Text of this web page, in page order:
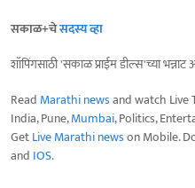
सकाळ+चेसदस्य व्हा
शॉपिंगसाठी 'सकाळ प्राईम डील्स'च्या
Read Marathi newsand watch Live
India, Pune,Mumbai, Politics,
GetLive Marathi newson Mobile.
and IOS.